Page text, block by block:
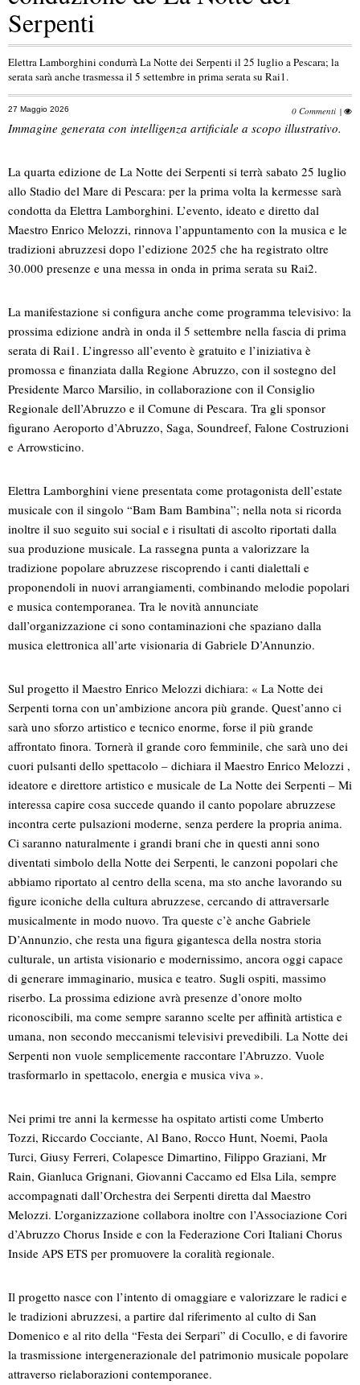
Serpenti
Elettra Lamborghini condurrà La Notte dei Serpenti il 25 luglio a Pescara; la
serata sarà anche trasmessa il 5 settembre in prima serata su Rai1.
27 Maggio 2026 0 Commenti |
Immagine generata con intelligenza artificiale a scopo illustrativo.
La quarta edizione de La Notte dei Serpenti si terrà sabato 25 luglio
allo Stadio del Mare di Pescara: per la prima volta la kermesse sarà
condotta da Elettra Lamborghini. L’evento, ideato e diretto dal
Maestro Enrico Melozzi, rinnova l’appuntamento con la musica e le
tradizioni abruzzesi dopo l’edizione 2025 che ha registrato oltre
30.000 presenze e una messa in onda in prima serata su Rai2.
La manifestazione si configura anche come programma televisivo: la
prossima edizione andrà in onda il 5 settembre nella fascia di prima
serata di Rai1. L’ingresso all’evento è gratuito e l’iniziativa è
promossa e finanziata dalla Regione Abruzzo, con il sostegno del
Presidente Marco Marsilio, in collaborazione con il Consiglio
Regionale dell’Abruzzo e il Comune di Pescara. Tra gli sponsor
figurano Aeroporto d’Abruzzo, Saga, Soundreef, Falone Costruzioni
e Arrowsticino.
Elettra Lamborghini viene presentata come protagonista dell’estate
musicale con il singolo “Bam Bam Bambina”; nella nota si ricorda
inoltre il suo seguito sui social e i risultati di ascolto riportati dalla
sua produzione musicale. La rassegna punta a valorizzare la
tradizione popolare abruzzese riscoprendo i canti dialettali e
proponendoli in nuovi arrangiamenti, combinando melodie popolari
e musica contemporanea. Tra le novità annunciate
dall’organizzazione ci sono contaminazioni che spaziano dalla
musica elettronica all’arte visionaria di Gabriele D’Annunzio.
Sul progetto il Maestro Enrico Melozzi dichiara: « La Notte dei
Serpenti torna con un’ambizione ancora più grande. Quest’anno ci
sarà uno sforzo artistico e tecnico enorme, forse il più grande
affrontato finora. Tornerà il grande coro femminile, che sarà uno dei
cuori pulsanti dello spettacolo – dichiara il Maestro Enrico Melozzi ,
ideatore e direttore artistico e musicale de La Notte dei Serpenti – Mi
interessa capire cosa succede quando il canto popolare abruzzese
incontra certe pulsazioni moderne, senza perdere la propria anima.
Ci saranno naturalmente i grandi brani che in questi anni sono
diventati simbolo della Notte dei Serpenti, le canzoni popolari che
abbiamo riportato al centro della scena, ma sto anche lavorando su
figure iconiche della cultura abruzzese, cercando di attraversarle
musicalmente in modo nuovo. Tra queste c’è anche Gabriele
D’Annunzio, che resta una figura gigantesca della nostra storia
culturale, un artista visionario e modernissimo, ancora oggi capace
di generare immaginario, musica e teatro. Sugli ospiti, massimo
riserbo. La prossima edizione avrà presenze d’onore molto
riconoscibili, ma come sempre saranno scelte per affinità artistica e
umana, non secondo meccanismi televisivi prevedibili. La Notte dei
Serpenti non vuole semplicemente raccontare l’Abruzzo. Vuole
trasformarlo in spettacolo, energia e musica viva ».
Nei primi tre anni la kermesse ha ospitato artisti come Umberto
Tozzi, Riccardo Cocciante, Al Bano, Rocco Hunt, Noemi, Paola
Turci, Giusy Ferreri, Colapesce Dimartino, Filippo Graziani, Mr
Rain, Gianluca Grignani, Giovanni Caccamo ed Elsa Lila, sempre
accompagnati dall’Orchestra dei Serpenti diretta dal Maestro
Melozzi. L’organizzazione collabora inoltre con l’Associazione Cori
d’Abruzzo Chorus Inside e con la Federazione Cori Italiani Chorus
Inside APS ETS per promuovere la coralità regionale.
Il progetto nasce con l’intento di omaggiare e valorizzare le radici e
le tradizioni abruzzesi, a partire dal riferimento al culto di San
Domenico e al rito della “Festa dei Serpari” di Cocullo, e di favorire
la trasmissione intergenerazionale del patrimonio musicale popolare
attraverso rielaborazioni contemporanee.